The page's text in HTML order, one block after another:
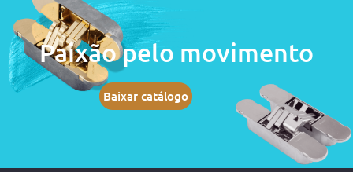
Paixão pelo movimento
Baixar catálogo